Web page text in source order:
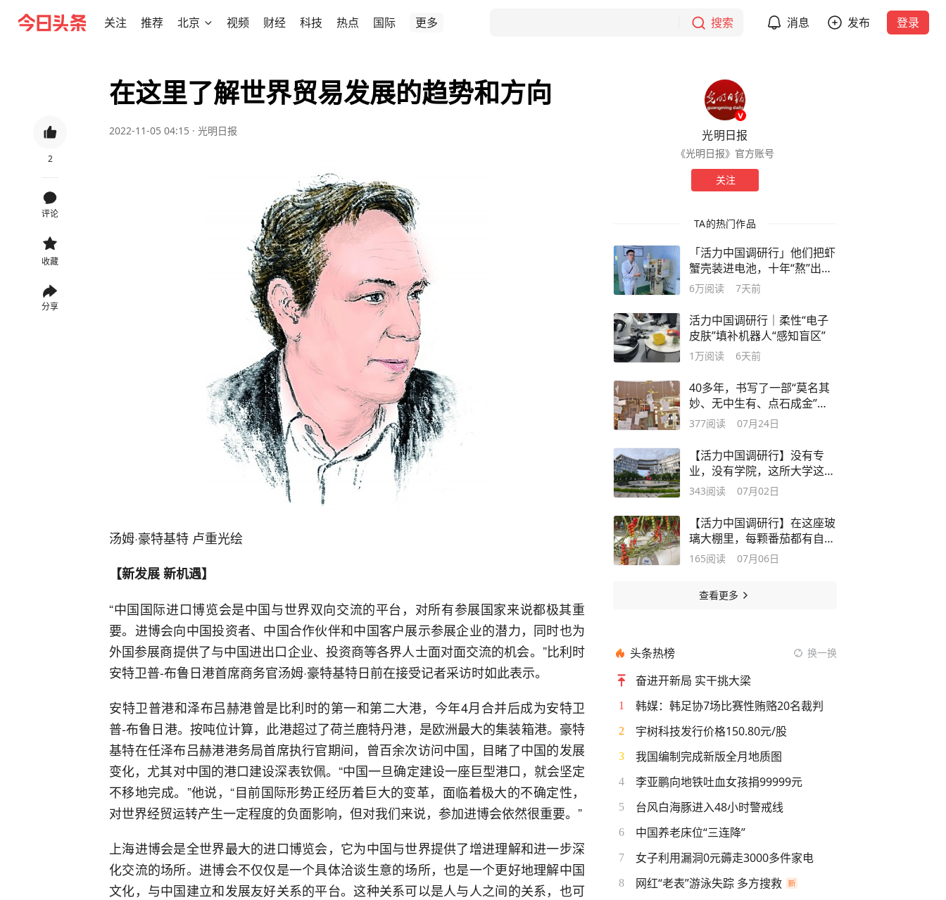
关注 推荐 北京 视频 财经 科技 热点 国际 更多 搜索 消息 发布 登录
2
评论
收藏
分享
在这里了解世界贸易发展的趋势和方向
2022-11-05 04:15 · 光明日报
汤姆·豪特基特 卢重光绘
【新发展 新机遇】
“中国国际进口博览会是中国与世界双向交流的平台，对所有参展国家来说都极其重
要。进博会向中国投资者、中国合作伙伴和中国客户展示参展企业的潜力，同时也为
外国参展商提供了与中国进出口企业、投资商等各界人士面对面交流的机会。”比利时
安特卫普-布鲁日港首席商务官汤姆·豪特基特日前在接受记者采访时如此表示。
安特卫普港和泽布吕赫港曾是比利时的第一和第二大港，今年4月合并后成为安特卫
普-布鲁日港。按吨位计算，此港超过了荷兰鹿特丹港，是欧洲最大的集装箱港。豪特
基特在任泽布吕赫港港务局首席执行官期间，曾百余次访问中国，目睹了中国的发展
变化，尤其对中国的港口建设深表钦佩。“中国一旦确定建设一座巨型港口，就会坚定
不移地完成。”他说，“目前国际形势正经历着巨大的变革，面临着极大的不确定性，
对世界经贸运转产生一定程度的负面影响，但对我们来说，参加进博会依然很重要。”
上海进博会是全世界最大的进口博览会，它为中国与世界提供了增进理解和进一步深
化交流的场所。进博会不仅仅是一个具体洽谈生意的场所，也是一个更好地理解中国
文化，与中国建立和发展友好关系的平台。这种关系可以是人与人之间的关系，也可
光明日报
《光明日报》官方账号
关注
TA的热门作品
「活力中国调研行」他们把虾
蟹壳装进电池，十年“熬”出一
片新蓝海
6万阅读 7天前
活力中国调研行｜柔性“电子
皮肤”填补机器人“感知盲区”
1万阅读 6天前
40多年，书写了一部“莫名其
妙、无中生有、点石成金”的
创业史——为什么是义乌
377阅读 07月24日
【活力中国调研行】没有专
业，没有学院，这所大学这样
打造“大湾区硅谷”
343阅读 07月02日
【活力中国调研行】在这座玻
璃大棚里，每颗番茄都有自己
的“专属空调”
165阅读 07月06日
查看更多
头条热榜 换一换
奋进开新局 实干挑大梁
1 韩媒：韩足协7场比赛性贿赂20名裁判
2 宇树科技发行价格150.80元/股
3 我国编制完成新版全月地质图
4 李亚鹏向地铁吐血女孩捐99999元
5 台风白海豚进入48小时警戒线
6 中国养老床位“三连降”
7 女子利用漏洞0元薅走3000多件家电
8 网红“老表”游泳失踪 多方搜救